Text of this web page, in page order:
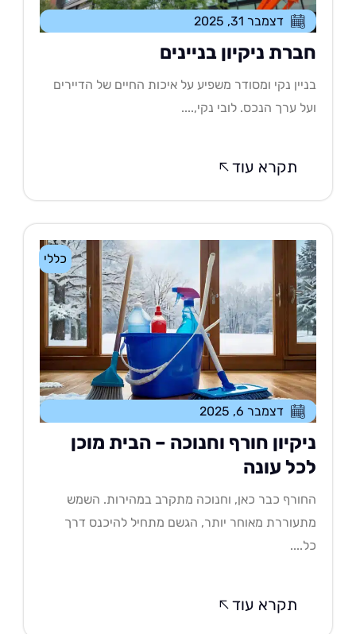
דצמבר 31, 2025
ניקיון בניינים
נקי ומסודר משפיע על איכות החיים של הדיירים
ערך הנכס. לובי נקי,....
תקרא עוד
כללי
דצמבר 6, 2025
חורף וחנוכה – הבית מוכן
עונה
כבר כאן, וחנוכה מתקרב במהירות. השמש
מאוחר יותר, הגשם מתחיל להיכנס דרך
תקרא עוד